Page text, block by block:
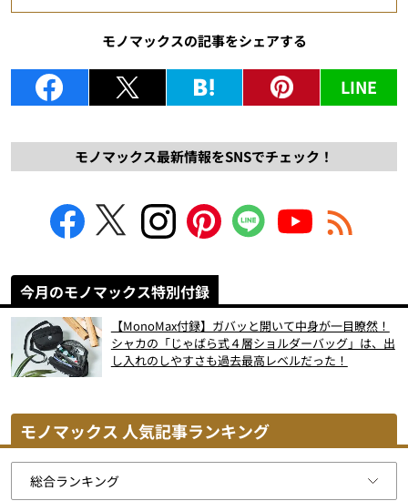
モノマックスの記事をシェアする
LINE
モノマックス最新情報をSNSでチェック！
今月のモノマックス特別付録
【MonoMax付録】ガバッと開いて中身が一目瞭然！
シャカの「じゃばら式４層ショルダーバッグ」は、出
し入れのしやすさも過去最高レベルだった！
モノマックス 人気記事ランキング